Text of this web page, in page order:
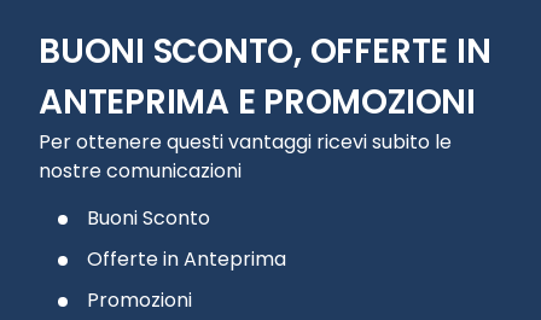
BUONI SCONTO, OFFERTE IN
ANTEPRIMA E PROMOZIONI
Per ottenere questi vantaggi ricevi subito le
nostre comunicazioni
Buoni Sconto
Offerte in Anteprima
Promozioni